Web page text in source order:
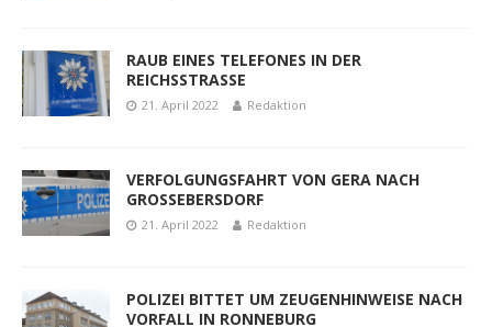
RAUB EINES TELEFONES IN DER
REICHSSTRASSE
21. April 2022 Redaktion
VERFOLGUNGSFAHRT VON GERA NACH
GROSSEBERSDORF
21. April 2022 Redaktion
POLIZEI BITTET UM ZEUGENHINWEISE NACH
VORFALL IN RONNEBURG